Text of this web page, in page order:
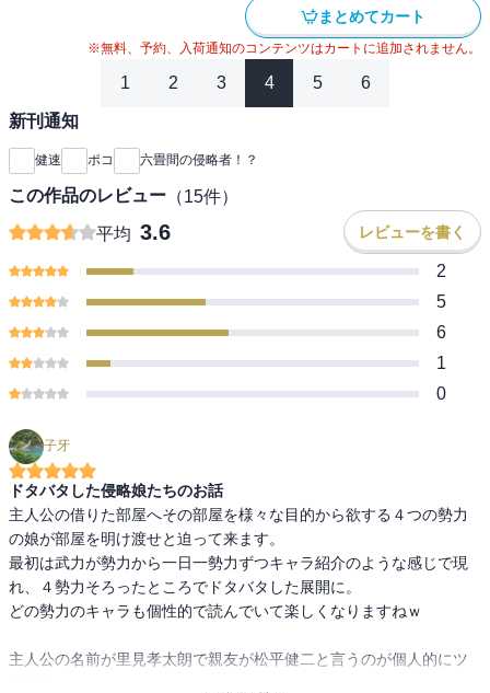
まとめてカート
※無料、予約、入荷通知のコンテンツはカートに追加されません。
1 2 3 4 5 6
新刊通知
健速 ポコ 六畳間の侵略者！？
この作品のレビュー （15件）
平均 3.6 レビューを書く
2
5
6
1
0
子牙
ドタバタした侵略娘たちのお話
主人公の借りた部屋へその部屋を様々な目的から欲する４つの勢力
の娘が部屋を明け渡せと迫って来ます。
最初は武力が勢力から一日一勢力ずつキャラ紹介のような感じで現
れ、４勢力そろったところでドタバタした展開に。
どの勢力のキャラも個性的で読んでいて楽しくなりますねｗ
主人公の名前が里見孝太朗で親友が松平健二と言うのが個人的にツ